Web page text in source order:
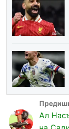
Ал